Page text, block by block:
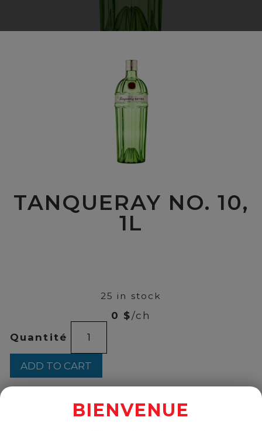
TANQUERAY NO. 10,
1L
25 in stock
0 $/ch
Quantité
NO.
1L
quantity
ADD TO CART
BIENVENUE